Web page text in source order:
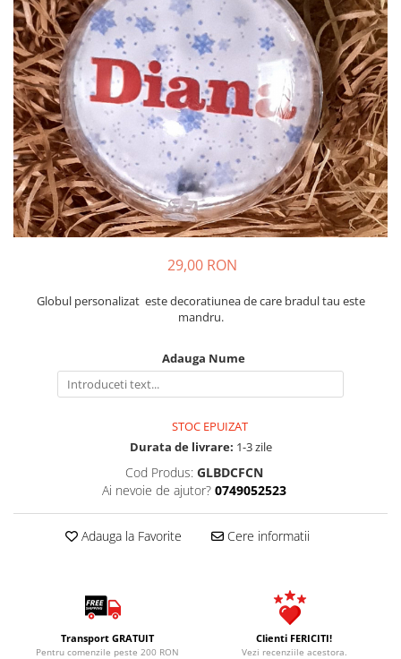
Tricouri Diverse
Tricouri Azi esti Tanar si maine...
Tricouri Motivationale
Tricouri Mamici
Tricouri Pensionari
Tricouri Animalute
Tricouri Stari
Tricouri Gameri
Tricouri Mesaje Virale
Tricouri Copii
29,00 RON
Globul personalizat este decoratiunea de care bradul tau este
mandru.
Adauga Nume
STOC EPUIZAT
Durata de livrare: 1-3 zile
Cod Produs: GLBDCFCN
Ai nevoie de ajutor? 0749052523
Adauga la Favorite Cere informatii
Transport GRATUIT
Pentru comenzile peste 200 RON
Clienti FERICITI!
Vezi recenziile acestora.